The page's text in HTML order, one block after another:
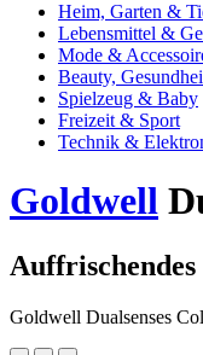
Heim, Garten &
Lebensmittel &
Mode &
Beauty,
Spielzeug & Baby
Freizeit & Sport
Technik &
Goldwell
Goldwell Dualsenses